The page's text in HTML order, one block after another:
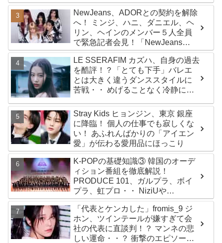
は“愛のカケラ”！？ 14日には新ア
ルバム『AMORTAGE』もリリース
NewJeans、ADORとの契約を解除
へ！ ミンジ、ハニ、ダニエル、ヘ
リン、ヘインのメンバー５人全員
で緊急記者会見！「NewJeans
never dies!」と微笑みの宣言！
ADOR側、2029年まで契約有効と
主張
LE SSERAFIM カズハ、自身の過去
を酷評！？「とても下手」バレエ
とは大きく違うダンススタイルに
苦戦・・ めげることなく冷静に努
Stray Kids ヒョンジン、東京 銀座
に降臨！ 個人の仕事でも寂しくな
い！ あふれんばかりの「アイエン
愛」が伝わる愛用品にほっこり
K-POPの基礎知識③ 韓国のオーデ
ィション番組を徹底解説！
PRODUCE 101、ガルプラ、ボイ
プラ、虹プロ・・ NiziUや
Kep1er、ZEROBASEONEら人気
グループが続々と誕生！ JO1や
INI、ME:Iを生んだ日プまで一挙紹
介
「代表とケンカした」fromis_9 ジ
ホン、ツインテールが嫌すぎて会
社の代表に直談判！？ マンネの悲
しい運命・・？ 衝撃のエピソード